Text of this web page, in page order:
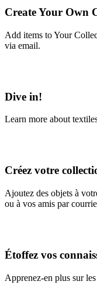
Create Your Own
Add items to Your
via email.
Dive in!
Learn more about
Créez votre
Ajoutez des objets à
ou à vos amis par
Étoffez vos
Apprenez-en plus sur